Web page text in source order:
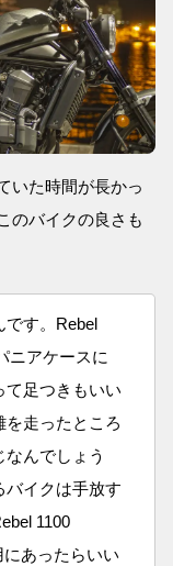
いた時間が長かっ
のバイクの良さも
です。Rebel
ニアケースに
て足つきもいい
を走ったところ
んでしょう
バイクは手放す
1100
あったらいい